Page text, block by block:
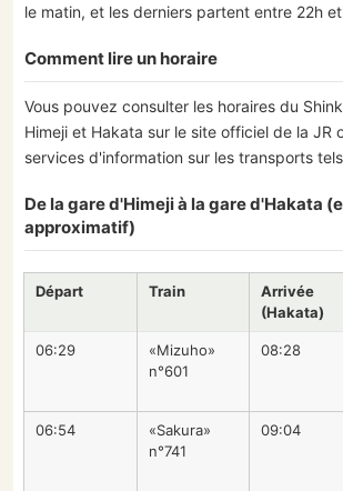
le matin, et les derniers partent entre 22h
Comment lire un horaire
Vous pouvez consulter les horaires du
Himeji et Hakata sur le site officiel de la JR
services d'information sur les transports
De la gare d'Himeji à la gare d'Hakata
approximatif)
Départ Train
Arrivée
(Hakata)
06:29
«Mizuho»
n°601
08:28
06:54
«Sakura»
n°741
09:04